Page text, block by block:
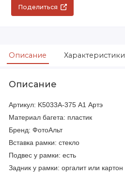
Поделиться
Описание Характеристики
Описание
Артикул: K5033A-375 А1 Артэ
Материал багета: пластик
Бренд: ФотоАльт
Вставка рамки: стекло
Подвес у рамки: есть
Задник у рамки: оргалит или картон